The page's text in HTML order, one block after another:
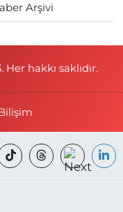
Arşivi
hakkı saklıdır.